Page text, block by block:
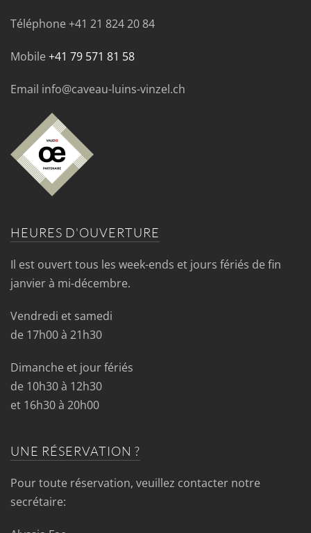
Téléphone +41 21 824 20 84
Mobile +41 79 571 81 58
Email info@caveau-luins-vinzel.ch
HEURES D'OUVERTURE
Il est ouvert tous les week-ends et jours fériés de fin
janvier à mi-décembre.
Vendredi et samedi
de 17h00 à 21h30
Dimanche et jour fériés
de 10h30 à 12h30
et 16h30 à 20h00
UNE RÉSERVATION ?
Pour toute réservation, veuillez contacter notre
secrétaire: